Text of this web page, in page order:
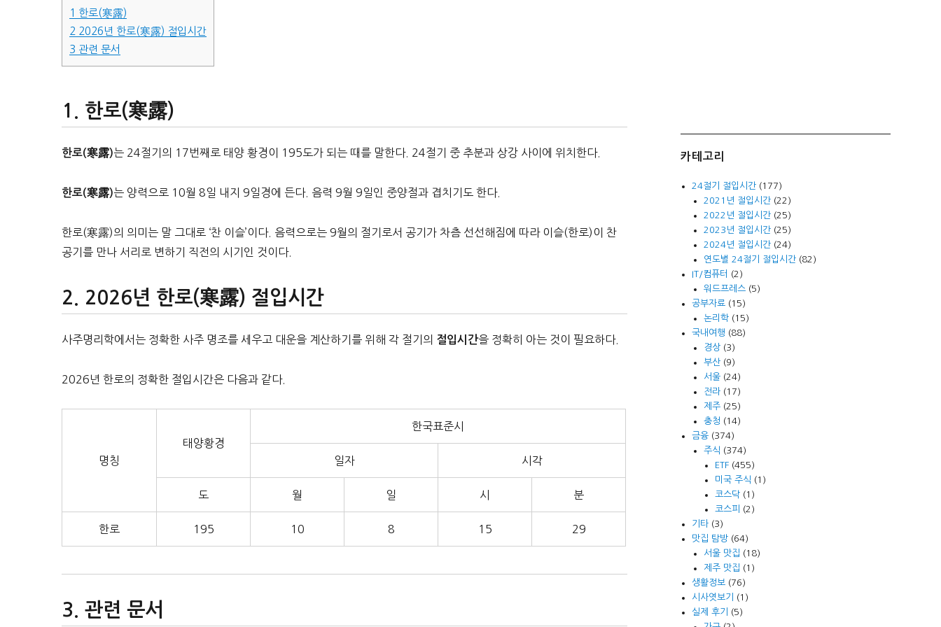
1 한로(寒露)
2 2026년 한로(寒露) 절입시간
3 관련 문서
한로(寒露)
한로(寒露)는 24절기의 17번째로 태양 황경이 195도가 되는 때를 말한다. 24절기 중 추분과 상강 사이에 위치한다.
한로(寒露)는 양력으로 10월 8일 내지 9일경에 든다. 음력 9월 9일인 중양절과 겹치기도 한다.
한로(寒露)의 의미는 말 그대로 ‘찬 이슬’이다. 음력으로는 9월의 절기로서 공기가 차츰 선선해짐에 따라 이슬(한로)이 찬
공기를 만나 서리로 변하기 직전의 시기인 것이다.
2026년 한로(寒露) 절입시간
사주명리학에서는 정확한 사주 명조를 세우고 대운을 계산하기를 위해 각 절기의 절입시간을 정확히 아는 것이 필요하다.
2026년 한로의 정확한 절입시간은 다음과 같다.
명칭
태양황경
한국표준시
일자 시각
도 월 일 시 분
한로 195 10 8 15 29
관련 문서
카테고리
24절기 절입시간 (177)
2021년 절입시간(22)
2022년 절입시간(25)
2023년 절입시간(25)
2024년 절입시간(24)
연도별 24절기 절입시간(82)
IT/컴퓨터
(2)
워드프레스(5)
공부자료 (15)
논리학(15)
국내여행 (88)
경상(3)
부산(9)
서울(24)
전라(17)
제주(25)
충청 (14)
금융 (374)
주식 (374)
ETF(455)
미국 주식 (1)
코스닥(1)
코스피
(2)
기타 (3)
맛집 탐방 (64)
서울 맛집 (18)
제주 맛집 (1)
생활정보 (76)
시사엿보기
(1)
실제 후기
(5)